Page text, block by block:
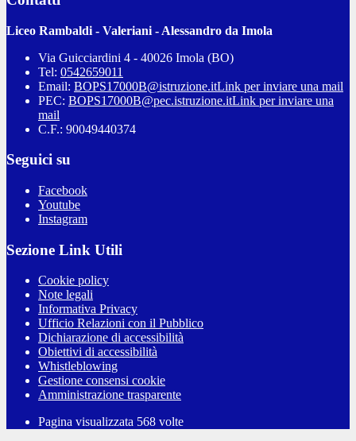
Liceo Rambaldi - Valeriani - Alessandro da Imola
Via Guicciardini 4 - 40026 Imola (BO)
Tel: 0542659011
Email: BOPS17000B@istruzione.itLink per inviare una mail
PEC: BOPS17000B@pec.istruzione.itLink per inviare una
mail
C.F.: 90049440374
Seguici su
Facebook
Youtube
Instagram
Sezione Link Utili
Cookie policy
Note legali
Informativa Privacy
Ufficio Relazioni con il Pubblico
Dichiarazione di accessibilità
Obiettivi di accessibilità
Whistleblowing
Gestione consensi cookie
Amministrazione trasparente
Pagina visualizzata 568 volte